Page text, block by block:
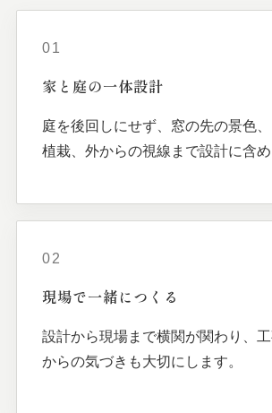
01
家と 庭の一体設計
庭を後回しにせず、窓の先の景色、
植栽、外からの視線まで設計に含め
02
現場で一緒につくる
設計から現場まで横関が関わり、
からの気づきも大切にします。